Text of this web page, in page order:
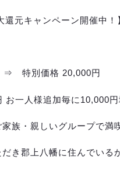
還元キャンペーン開催中！
⇒ 特別価格 20,000円
一人様追加毎に10,000円
族・親しいグループで満
き郡上八幡に住んでいる